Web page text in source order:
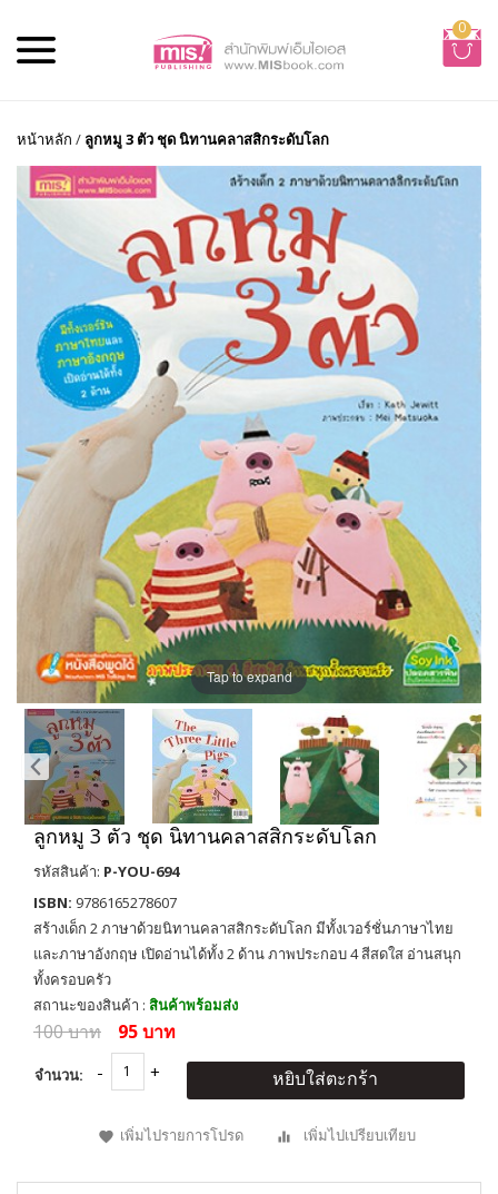
0
หน้าหลัก / ลูกหมู 3 ตัว ชุด นิทานคลาสสิกระดับโลก
Tap to expand
ลูกหมู 3 ตัว ชุด นิทานคลาสสิกระดับโลก
รหัสสินค้า: P-YOU-694
ISBN: 9786165278607
สร้างเด็ก 2 ภาษาด้วยนิทานคลาสสิกระดับโลก มีทั้งเวอร์ชั่นภาษาไทย
และภาษาอังกฤษ เปิดอ่านได้ทั้ง 2 ด้าน ภาพประกอบ 4 สีสดใส อ่านสนุก
ทั้งครอบครัว
สถานะของสินค้า : สินค้าพร้อมส่ง
100 บาท 95 บาท
จำนวน: หยิบใส่ตะกร้า
เพิ่มไปรายการโปรด เพิ่มไปเปรียบเทียบ